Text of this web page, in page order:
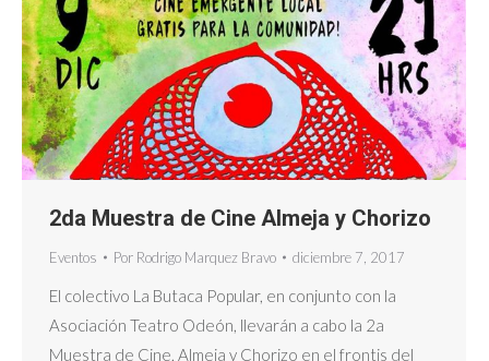
2da Muestra de Cine Almeja y Chorizo
Eventos Por Rodrigo Marquez Bravo diciembre 7, 2017
El colectivo La Butaca Popular, en conjunto con la
Asociación Teatro Odeón, llevarán a cabo la 2a
Muestra de Cine, Almeja y Chorizo en el frontis del